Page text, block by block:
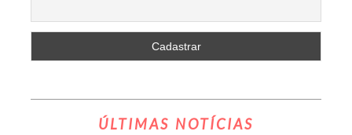
ÚLTIMAS NOTÍCIAS